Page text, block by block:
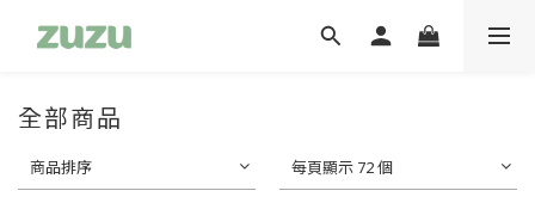
全部商品
商品排序 每頁顯示 72 個